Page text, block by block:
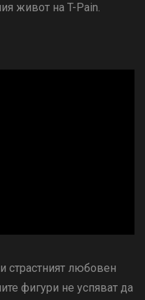
живот на T-Pain.
страстният любовен
фигури не успяват да